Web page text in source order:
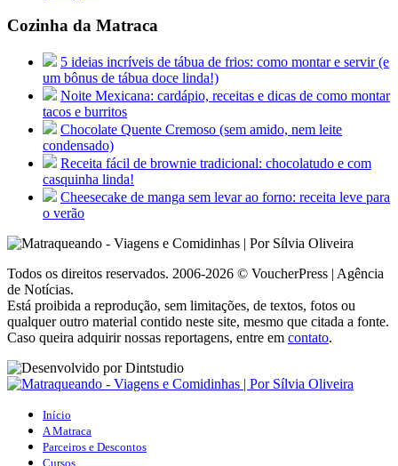
Cozinha da Matraca
5 ideias incríveis de tábua de frios: como montar e servir (e
um bônus de tábua doce linda!)
Noite Mexicana: cardápio, receitas e dicas de como montar
tacos e burritos
Chocolate Quente Cremoso (sem amido, nem leite
condensado)
Receita fácil de brownie tradicional: chocolatudo e com
casquinha linda!
Cheesecake de manga sem levar ao forno: receita leve para
o verão
Todos os direitos reservados. 2006-2026 © VoucherPress | Agência
de Notícias.
Está proibida a reprodução, sem limitações, de textos, fotos ou
qualquer outro material contido neste site, mesmo que citada a fonte.
Caso queira adquirir nossas reportagens, entre em contato.
Início
A Matraca
Parceiros e Descontos
Cursos